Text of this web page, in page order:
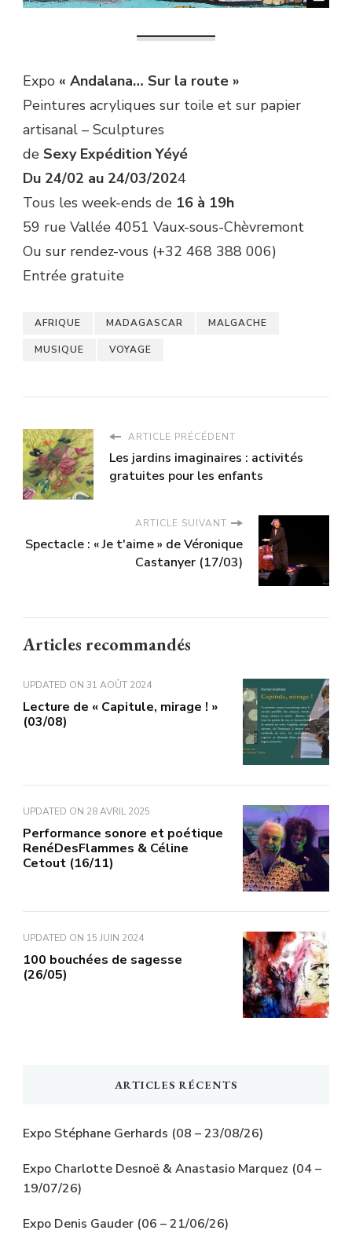
Expo « Andalana… Sur la route »
Peintures acryliques sur toile et sur papier
artisanal – Sculptures
de Sexy Expédition Yéyé
Du 24/02 au 24/03/2024
Tous les week-ends de 16 à 19h
59 rue Vallée 4051 Vaux-sous-Chèvremont
Ou sur rendez-vous (+32 468 388 006)
Entrée gratuite
AFRIQUE MADAGASCAR MALGACHE
MUSIQUE VOYAGE
ARTICLE PRÉCÉDENT
Les jardins imaginaires : activités
gratuites pour les enfants
ARTICLE SUIVANT
Spectacle : « Je t'aime » de Véronique
Castanyer (17/03)
Articles recommandés
UPDATED ON 31 AOÛT 2024
Lecture de « Capitule, mirage ! »
(03/08)
UPDATED ON 28 AVRIL 2025
Performance sonore et poétique
RenéDesFlammes & Céline
Cetout (16/11)
UPDATED ON 15 JUIN 2024
100 bouchées de sagesse
(26/05)
ARTICLES RÉCENTS
Expo Stéphane Gerhards (08 – 23/08/26)
Expo Charlotte Desnoë & Anastasio Marquez (04 –
19/07/26)
Expo Denis Gauder (06 – 21/06/26)